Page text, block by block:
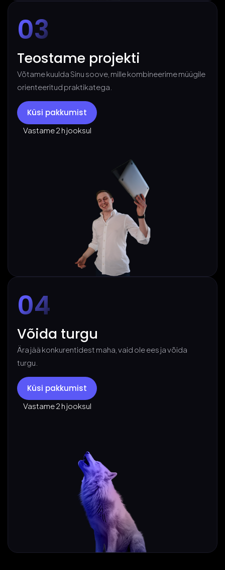
Kontakt
Küsi pakkumist
03
Teostame projekti
Võtame kuulda Sinu soove, mille kombineerime müügile
orienteeritud praktikatega.
Küsi pakkumist
Vastame 2 h jooksul
04
Võida turgu
Ära jää konkurentidest maha, vaid ole ees ja võida
turgu.
Küsi pakkumist
Vastame 2 h jooksul